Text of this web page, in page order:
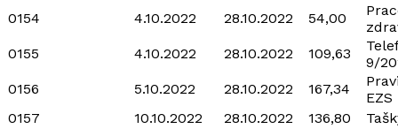
0154
4.10.2022 28.10.2022 54,00
0155
4.10.2022 28.10.2022 109,63
9/
0156
5.10.2022 28.10.2022 167,34
EZS
0157
10.10.2022 28.10.2022 136,80